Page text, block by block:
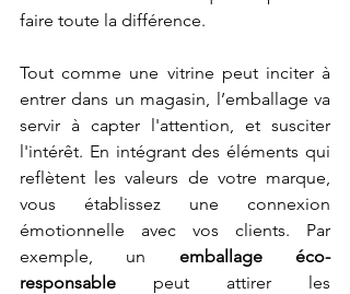
faire toute la différence.
Tout comme une vitrine peut inciter à
entrer dans un magasin, l’emballage va
servir à capter l'attention, et susciter
l'intérêt. En intégrant des éléments qui
reflètent les valeurs de votre marque,
vous établissez une connexion
émotionnelle avec vos clients. Par
exemple, un emballage éco-
responsable peut attirer les